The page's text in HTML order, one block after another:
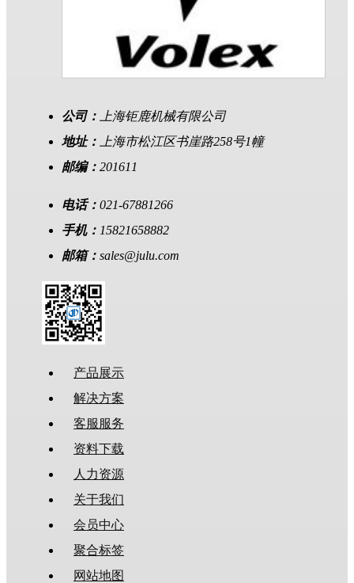
公司：
上海钜鹿机械有限公司
地址：
上海市松江区书崖路258号1幢
邮编： 201611
电话： 021-67881266
手机： 15821658882
邮箱： sales@julu.com
产品展示
解决方案
客服服务
资料下载
人力资源
关于我们
会员中心
聚合标签
网站地图